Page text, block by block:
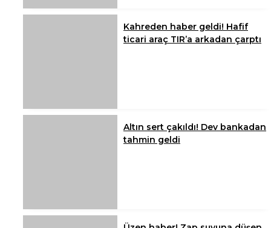
Kahreden haber geldi! Hafif
ticari araç TIR’a arkadan çarptı
Altın sert çakıldı! Dev bankadan
tahmin geldi